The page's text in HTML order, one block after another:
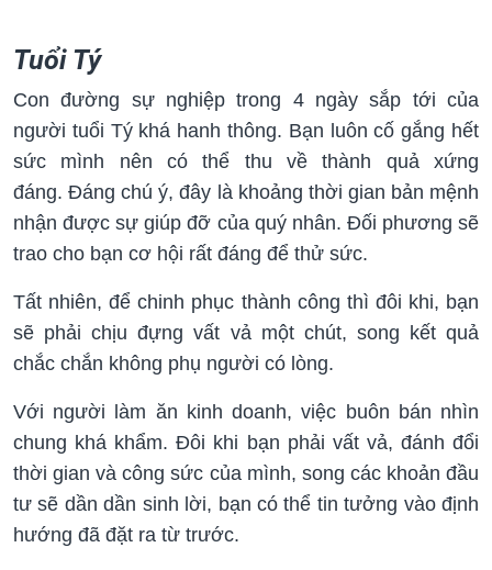
Tuổi Tý
Con đường sự nghiệp trong 4 ngày sắp tới của
người tuổi Tý khá hanh thông. Bạn luôn cố gắng hết
sức mình nên có thể thu về thành quả xứng
đáng. Đáng chú ý, đây là khoảng thời gian bản mệnh
nhận được sự giúp đỡ của quý nhân. Đối phương sẽ
trao cho bạn cơ hội rất đáng để thử sức.
Tất nhiên, để chinh phục thành công thì đôi khi, bạn
sẽ phải chịu đựng vất vả một chút, song kết quả
chắc chắn không phụ người có lòng.
Với người làm ăn kinh doanh, việc buôn bán nhìn
chung khá khẩm. Đôi khi bạn phải vất vả, đánh đổi
thời gian và công sức của mình, song các khoản đầu
tư sẽ dần dần sinh lời, bạn có thể tin tưởng vào định
hướng đã đặt ra từ trước.